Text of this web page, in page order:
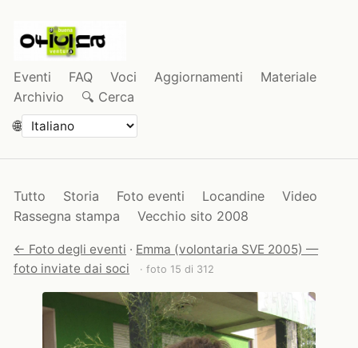
Eventi FAQ Voci Aggiornamenti
Materiale
Archivio
🔍 Cerca
🌐
Tutto Storia Foto eventi Locandine
Video
Rassegna stampa
Vecchio sito 2008
← Foto degli eventi · Emma (volontaria SVE 2005) —
foto inviate dai soci
· foto 15 di 312